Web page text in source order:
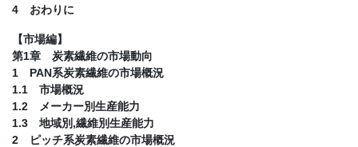
4 おわりに
【市場編】
第1章 炭素繊維の市場動向
1 PAN系炭素繊維の市場概況
1.1 市場概況
1.2 メーカー別生産能力
1.3 地域別,繊維別生産能力
2 ピッチ系炭素繊維の市場概況